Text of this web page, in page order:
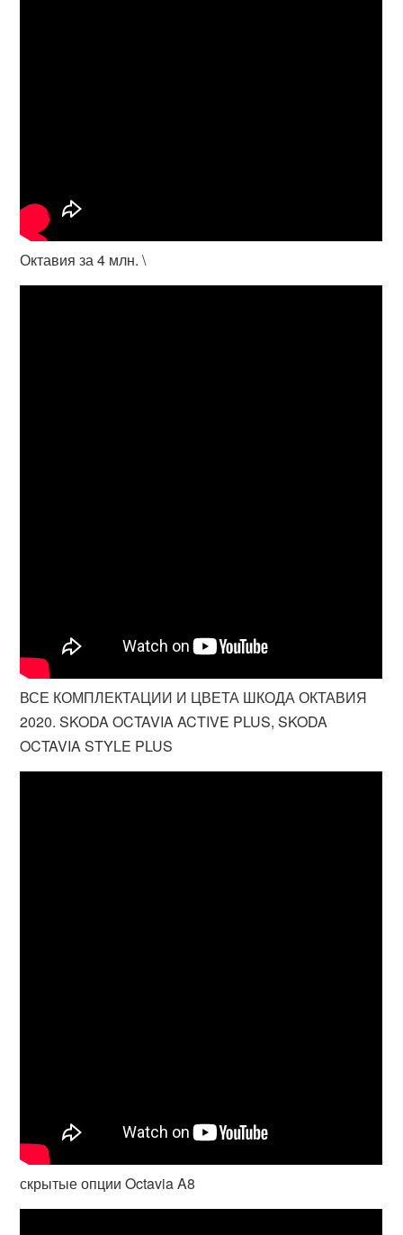
Октавия за 4 млн. \
ВСЕ КОМПЛЕКТАЦИИ И ЦВЕТА ШКОДА ОКТАВИЯ
2020. SKODA OCTAVIA ACTIVE PLUS, SKODA
OCTAVIA STYLE PLUS
скрытые опции Octavia A8